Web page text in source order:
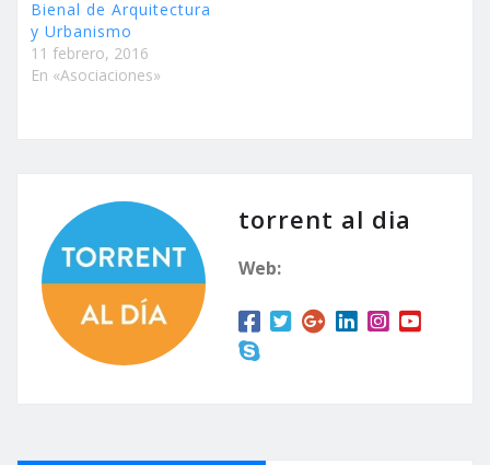
Bienal de Arquitectura
y Urbanismo
11 febrero, 2016
En «Asociaciones»
torrent al dia
Web: